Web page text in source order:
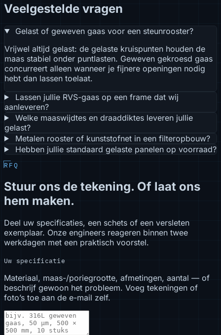
Veelgestelde vragen
Gelast of geweven gaas voor een steunrooster?
Vrijwel altijd gelast: de gelaste kruispunten houden de
maas stabiel onder puntlasten. Geweven gekroesd gaas
concurreert alleen wanneer je fijnere openingen nodig
hebt dan lassen toelaat.
Lassen jullie RVS-gaas op een frame dat wij
aanleveren?
Welke maaswijdtes en draaddiktes leveren jullie
gelast?
Metalen rooster of kunststofnet in een filteropbouw?
Hebben jullie standaard gelaste panelen op voorraad?
RFQ
Stuur ons de tekening. Of laat ons
hem maken.
Deel uw specificaties, een schets of een versleten
exemplaar. Onze engineers reageren binnen twee
werkdagen met een praktisch voorstel.
Uw specificatie
Materiaal, maas-/poriegrootte, afmetingen, aantal — of
beschrijf gewoon het probleem. Voeg tekeningen of
foto’s toe aan de e-mail zelf.